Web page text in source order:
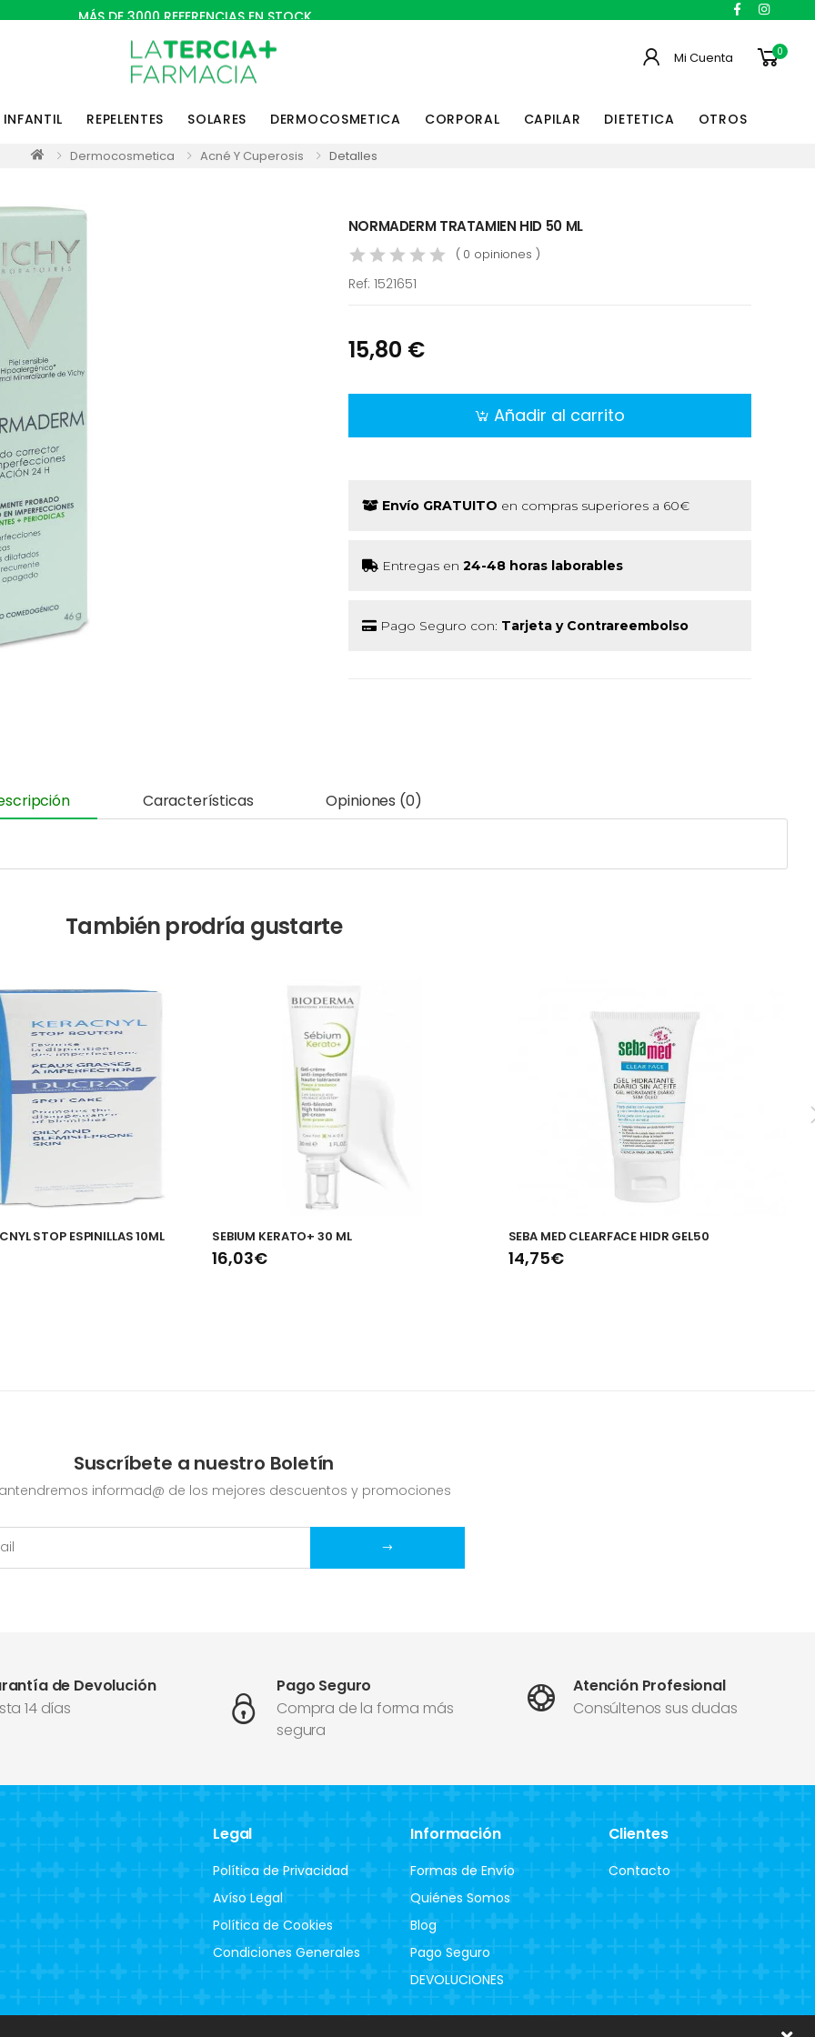
MÁS DE 3000 REFERENCIAS EN STOCK
Mi Cuenta 0
INFANTIL REPELENTES SOLARES DERMOCOSMETICA CORPORAL CAPILAR DIETETICA OTROS
Dermocosmetica Acné Y Cuperosis Detalles
NORMADERM TRATAMIEN HID 50 ML
( 0 opiniones )
Ref: 1521651
15,80 €
Añadir al carrito
Envío GRATUITO en compras superiores a 60€
Entregas en 24-48 horas laborables
Pago Seguro con: Tarjeta y Contrareembolso
Características Opiniones (0)
También prodría gustarte
STOP ESPINILLAS 10ML SEBIUM KERATO+ 30 ML
16,03€
SEBA MED CLEARFACE HIDR GEL50
14,75€
Suscríbete a nuestro Boletín
informad@ de los mejores descuentos y promociones
de Devolución
14 días
Pago Seguro
Compra de la forma más
segura
Atención Profesional
Consúltenos sus dudas
Legal
Política de Privacidad
Avíso Legal
Política de Cookies
Condiciones Generales
Información
Formas de Envío
Quiénes Somos
Blog
Pago Seguro
DEVOLUCIONES
Clientes
Contacto